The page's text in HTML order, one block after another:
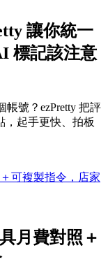
讓你統一
標記該注意
帳號？ezPretty 把評
，起手更快、拍板
月費對照＋